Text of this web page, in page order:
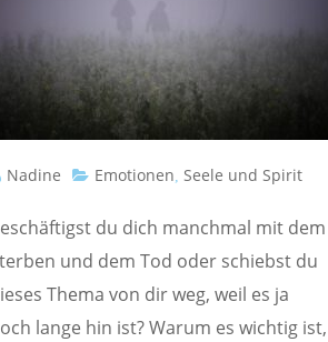
Nadine Emotionen Seele und Spirit
du dich manchmal mit dem
und dem Tod oder schiebst du
Thema von dir weg, weil es ja
lange hin ist? Warum es wichtig ist,